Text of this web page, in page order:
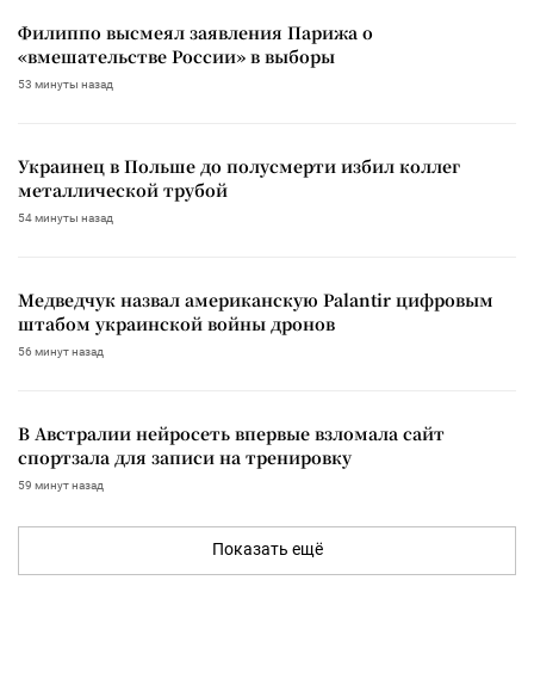
Филиппо высмеял заявления Парижа о
«вмешательстве России» в выборы
53 минуты назад
Украинец в Польше до полусмерти избил коллег
металлической трубой
54 минуты назад
Медведчук назвал американскую Palantir цифровым
штабом украинской войны дронов
56 минут назад
В Австралии нейросеть впервые взломала сайт
спортзала для записи на тренировку
59 минут назад
Показать ещё